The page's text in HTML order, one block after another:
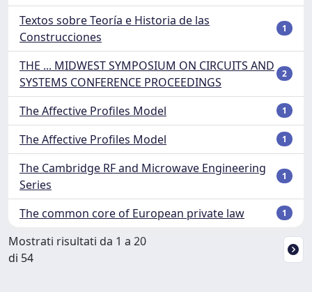
Textos sobre Teoría e Historia de las
Construcciones
1
THE ... MIDWEST SYMPOSIUM ON CIRCUITS AND
SYSTEMS CONFERENCE PROCEEDINGS
2
The Affective Profiles Model 1
The Affective Profiles Model 1
The Cambridge RF and Microwave Engineering
Series
1
The common core of European private law 1
Mostrati risultati da 1 a 20
di 54